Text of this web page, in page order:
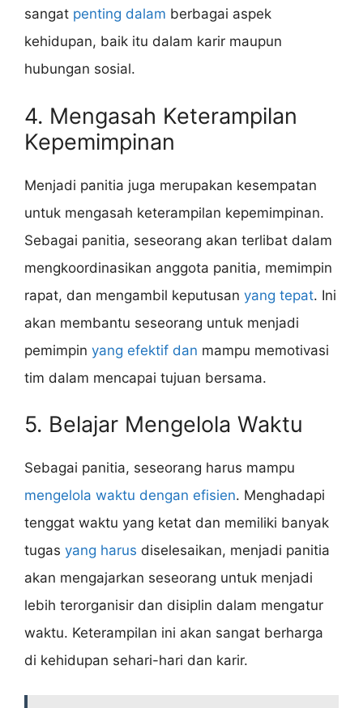
sangat penting dalam berbagai aspek
kehidupan, baik itu dalam karir maupun
hubungan sosial.
4. Mengasah Keterampilan
Kepemimpinan
Menjadi panitia juga merupakan kesempatan
untuk mengasah keterampilan kepemimpinan.
Sebagai panitia, seseorang akan terlibat dalam
mengkoordinasikan anggota panitia, memimpin
rapat, dan mengambil keputusan yang tepat. Ini
akan membantu seseorang untuk menjadi
pemimpin yang efektif dan mampu memotivasi
tim dalam mencapai tujuan bersama.
5. Belajar Mengelola Waktu
Sebagai panitia, seseorang harus mampu
mengelola waktu dengan efisien. Menghadapi
tenggat waktu yang ketat dan memiliki banyak
tugas yang harus diselesaikan, menjadi panitia
akan mengajarkan seseorang untuk menjadi
lebih terorganisir dan disiplin dalam mengatur
waktu. Keterampilan ini akan sangat berharga
di kehidupan sehari-hari dan karir.